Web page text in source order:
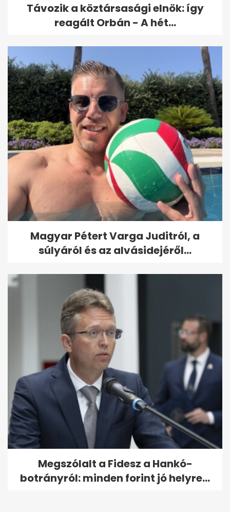
Távozik a köztársasági elnök: így
reagált Orbán - A hét...
Magyar Pétert Varga Juditról, a
súlyáról és az alvásidejéről...
Megszólalt a Fidesz a Hankó-
botrányról: minden forint jó helyre...